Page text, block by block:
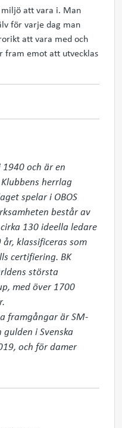
att vara i. Man
för varje dag man
att vara med och
fram emot att utvecklas
1940 och är en
herrlag
spelar i OBOS
består av
130 ideella ledare
klassificeras som
certifiering. BK
största
med över 1700
framgångar är SM-
i Svenska
och för damer